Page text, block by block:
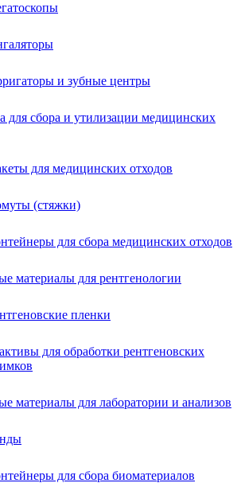
и зубные центры
для сбора и утилизации медицинских
для медицинских отходов
(стяжки)
для сбора медицинских отходов
материалы для рентгенологии
пленки
для обработки рентгеновских
материалы для лаборатории и анализов
для сбора биоматериалов